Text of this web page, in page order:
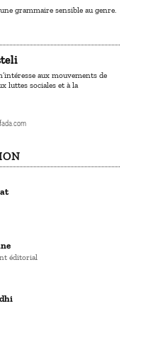
grammaire sensible au genre.
aux mouvements de
luttes sociales et à la
éditorial